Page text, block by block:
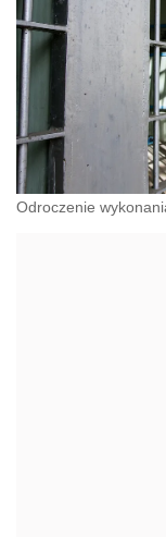
Odroczenie